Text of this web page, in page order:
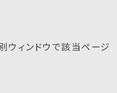
ウィンドウで該当ページ